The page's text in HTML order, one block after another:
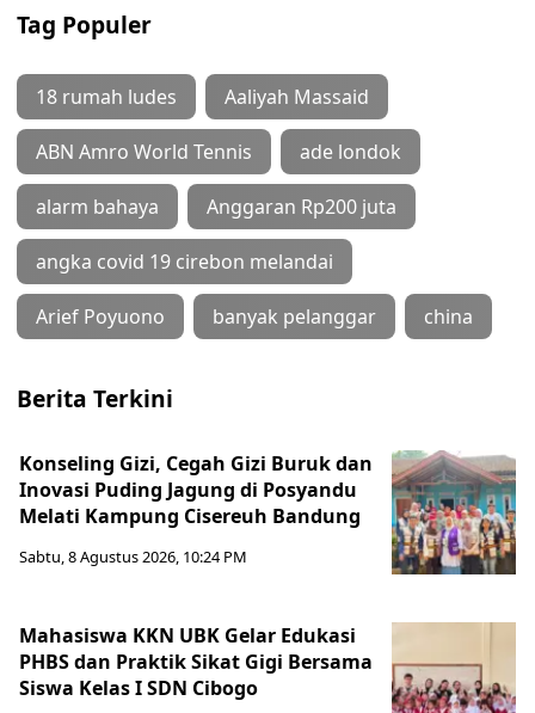
Tag Populer
18 rumah ludes Aaliyah Massaid
ABN Amro World Tennis ade londok
alarm bahaya Anggaran Rp200 juta
angka covid 19 cirebon melandai
Arief Poyuono banyak pelanggar china
Berita Terkini
Konseling Gizi, Cegah Gizi Buruk dan
Inovasi Puding Jagung di Posyandu
Melati Kampung Cisereuh Bandung
Sabtu, 8 Agustus 2026, 10:24 PM
Mahasiswa KKN UBK Gelar Edukasi
PHBS dan Praktik Sikat Gigi Bersama
Siswa Kelas I SDN Cibogo